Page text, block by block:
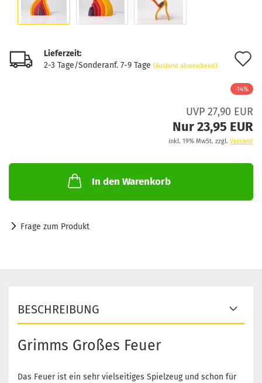
Lieferzeit:
2-3 Tage/Sonderanf. 7-9 Tage (Ausland abweichend)
-14%
UVP 27,90 EUR
Nur 23,95 EUR
inkl. 19% MwSt. zzgl. Versand
In den Warenkorb
Frage zum Produkt
BESCHREIBUNG
Grimms Großes Feuer
Das Feuer ist ein sehr vielseitiges Spielzeug und schon für